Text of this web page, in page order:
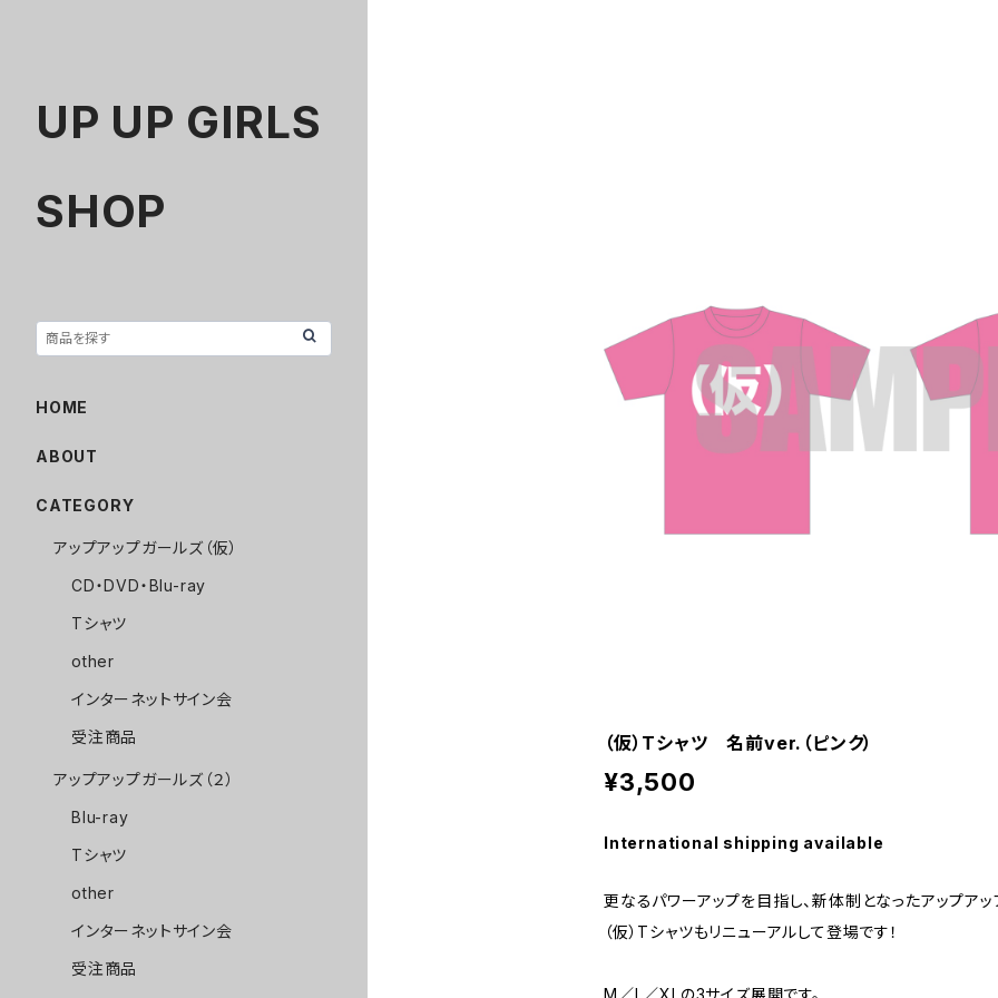
（仮）Tシャツ 名前ver.（ピンク）
¥3,500
International shipping available
更なるパワーアップを目指し、新体制となったアップアッ
（仮）Tシャツもリニューアルして登場です！
M／L／XLの3サイズ展開です。
UP UP GIRLS
SHOP
HOME
ABOUT
CATEGORY
アップアップガールズ（仮）
CD・DVD・Blu-ray
Tシャツ
other
インターネットサイン会
受注商品
アップアップガールズ（２）
Blu-ray
Tシャツ
other
インターネットサイン会
受注商品